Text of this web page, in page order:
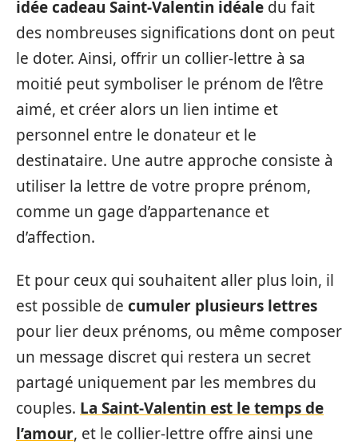
idée cadeau Saint-Valentin idéale du fait
des nombreuses significations dont on peut
le doter. Ainsi, offrir un collier-lettre à sa
moitié peut symboliser le prénom de l’être
aimé, et créer alors un lien intime et
personnel entre le donateur et le
destinataire. Une autre approche consiste à
utiliser la lettre de votre propre prénom,
comme un gage d’appartenance et
d’affection.
Et pour ceux qui souhaitent aller plus loin, il
est possible de cumuler plusieurs lettres
pour lier deux prénoms, ou même composer
un message discret qui restera un secret
partagé uniquement par les membres du
couples. La Saint-Valentin est le temps de
l’amour, et le collier-lettre offre ainsi une